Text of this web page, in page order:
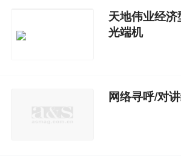
天地伟业经
光端机
网络寻呼/对